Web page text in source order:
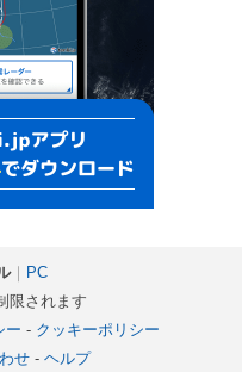
｜ PC
限されます
ー - クッキーポリシー
せ- ヘルプ